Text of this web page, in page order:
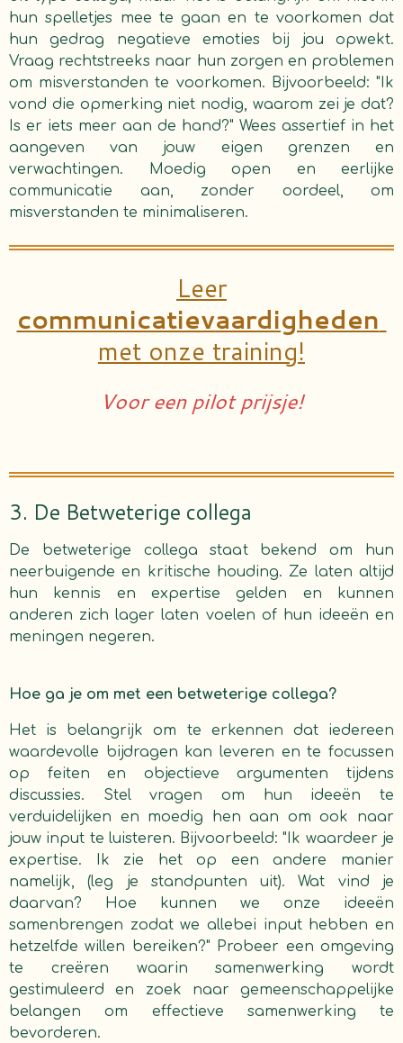
hun spelletjes mee te gaan en te voorkomen dat
hun gedrag negatieve emoties bij jou opwekt.
Vraag rechtstreeks naar hun zorgen en problemen
om misverstanden te voorkomen. Bijvoorbeeld: "Ik
vond die opmerking niet nodig, waarom zei je dat?
Is er iets meer aan de hand?" Wees assertief in het
aangeven van jouw eigen grenzen en
verwachtingen. Moedig open en eerlijke
communicatie aan, zonder oordeel, om
misverstanden te minimaliseren.
Leer
communicatievaardigheden
met onze training!
Voor een pilot prijsje!
3. De Betweterige collega
De betweterige collega staat bekend om hun
neerbuigende en kritische houding. Ze laten altijd
hun kennis en expertise gelden en kunnen
anderen zich lager laten voelen of hun ideeën en
meningen negeren.
Hoe ga je om met een betweterige collega?
Het is belangrijk om te erkennen dat iedereen
waardevolle bijdragen kan leveren en te focussen
op feiten en objectieve argumenten tijdens
discussies. Stel vragen om hun ideeën te
verduidelijken en moedig hen aan om ook naar
jouw input te luisteren. Bijvoorbeeld: "Ik waardeer je
expertise. Ik zie het op een andere manier
namelijk, (leg je standpunten uit). Wat vind je
daarvan? Hoe kunnen we onze ideeën
samenbrengen zodat we allebei input hebben en
hetzelfde willen bereiken?" Probeer een omgeving
te creëren waarin samenwerking wordt
gestimuleerd en zoek naar gemeenschappelijke
belangen om effectieve samenwerking te
bevorderen.